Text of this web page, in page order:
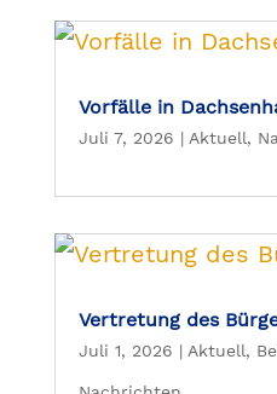
Vorfälle in
Juli 7, 2026 | Aktuell,
Vertretung des
Juli 1, 2026 | Aktuell,